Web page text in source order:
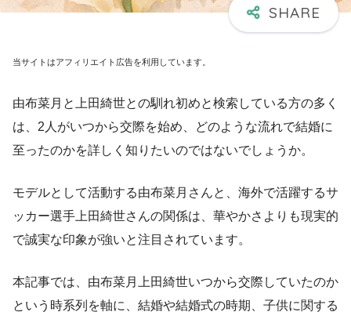
当サイトはアフィリエイト広告を利用しています。
由布菜月と上田綺世との馴れ初めと検索している方の多く
は、2人がいつから交際を始め、どのような流れで結婚に
至ったのかを詳しく知りたいのではないでしょうか。
モデルとして活動する由布菜月さんと、海外で活躍するサ
ッカー選手上田綺世さんの関係は、華やかさよりも現実的
で誠実な印象が強いと注目されています。
本記事では、由布菜月上田綺世いつから交際していたのか
という時系列を軸に、結婚や結婚式の時期、子供に関する